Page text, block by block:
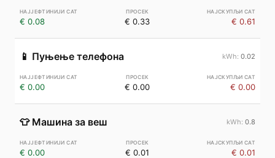
€ 0.08 € 0.33 € 0.61
📱 Пуњење телефона 0.02
€ 0.00 € 0.00 € 0.00
👕 Машина за веш 0.8
€ 0.00 € 0.01 € 0.01